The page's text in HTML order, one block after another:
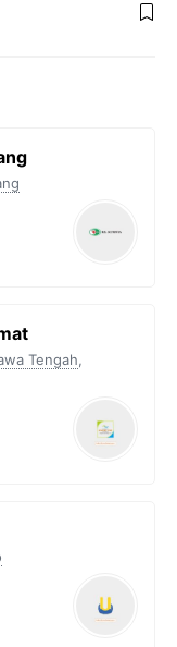
Tengah,